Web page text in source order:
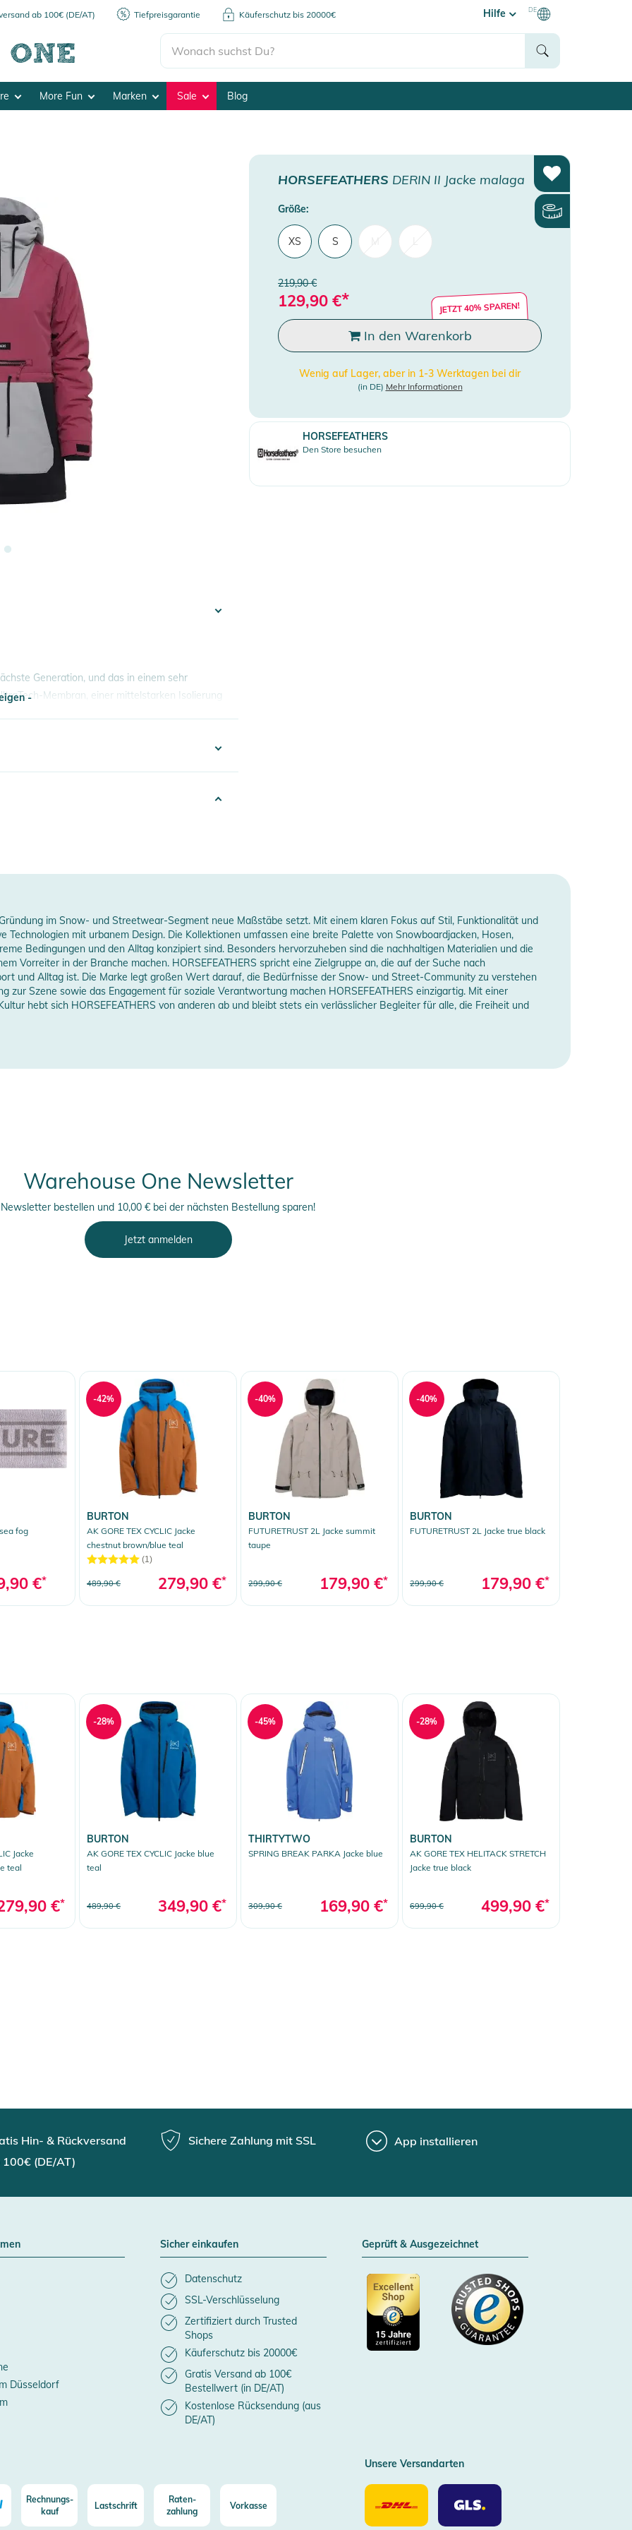
ab 100€ (DE/AT) Tiefpreisgarantie Käuferschutz bis 20000€ Hilfe DE
More Fun Marken Sale Blog
HORSEFEATHERS DERIN II Jacke malaga
Größe:
XS S
219,90 €
129,90 €* JETZT 40% SPAREN!
In den Warenkorb
Wenig auf Lager, aber in 1-3 Werktagen bei dir
(in DE) Mehr Informationen
HORSEFEATHERS
Den Store besuchen
Generation, und das in einem sehr
Membran, einer mittelstarken Isolierung
finden Sie direkt am Produkt.
-
purple
anzeigen
im Snow- und Streetwear-Segment neue Maßstäbe setzt. Mit einem klaren Fokus auf Stil, Funktionalität und
Technologien mit urbanem Design. Die Kollektionen umfassen eine breite Palette von Snowboardjacken, Hosen,
Bedingungen und den Alltag konzipiert sind. Besonders hervorzuheben sind die nachhaltigen Materialien und die
Vorreiter in der Branche machen. HORSEFEATHERS spricht eine Zielgruppe an, die auf der Suche nach
und Alltag ist. Die Marke legt großen Wert darauf, die Bedürfnisse der Snow- und Street-Community zu verstehen
zur Szene sowie das Engagement für soziale Verantwortung machen HORSEFEATHERS einzigartig. Mit einer
hebt sich HORSEFEATHERS von anderen ab und bleibt stets ein verlässlicher Begleiter für alle, die Freiheit und
Warehouse One Newsletter
Newsletter bestellen und 10,00 € bei der nächsten Bestellung sparen!
Jetzt anmelden
fog
€*
BURTON
AK GORE TEX CYCLIC Jacke
chestnut brown/blue teal
(1)
489,90 € 279,90 €*
-42%
BURTON
FUTURETRUST 2L Jacke summit
taupe
299,90 € 179,90 €*
-40%
BURTON
FUTURETRUST 2L Jacke true black
299,90 € 179,90 €*
-40%
Jacke
teal
€*
BURTON
AK GORE TEX CYCLIC Jacke blue
teal
489,90 € 349,90 €*
-28%
THIRTYTWO
SPRING BREAK PARKA Jacke blue
309,90 € 169,90 €*
-45%
BURTON
AK GORE TEX HELITACK STRETCH
Jacke true black
699,90 € 499,90 €*
-28%
Hin- & Rückversand
(DE/AT)
Sichere Zahlung mit SSL App installieren
Düsseldorf
Sicher einkaufen
Datenschutz
SSL-Verschlüsselung
Zertifiziert durch Trusted
Shops
Käuferschutz bis 20000€
Gratis Versand ab 100€
Bestellwert (in DE/AT)
Kostenlose Rücksendung (aus
DE/AT)
Geprüft & Ausgezeichnet
Rechnungs-
kauf
Lastschrift
Raten-
zahlung
Vorkasse
Unsere Versandarten
Unsere
Versandarten
DHL
Unsere
Versandarten
GLS